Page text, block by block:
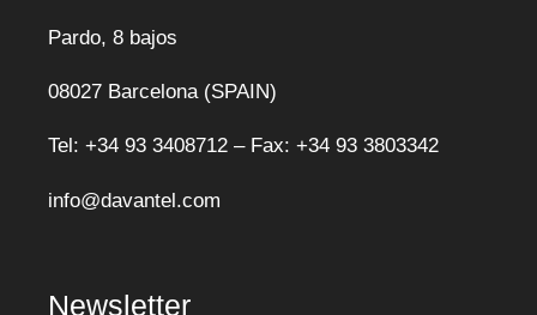
Pardo, 8 bajos
08027 Barcelona (SPAIN)
Tel: +34 93 3408712 – Fax: +34 93 3803342
info@davantel.com
Newsletter